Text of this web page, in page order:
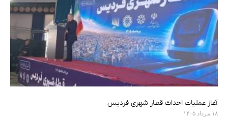
آغاز عملیات احداث قطار شهری فردیس
۱۸ مرداد ۱۴۰۵